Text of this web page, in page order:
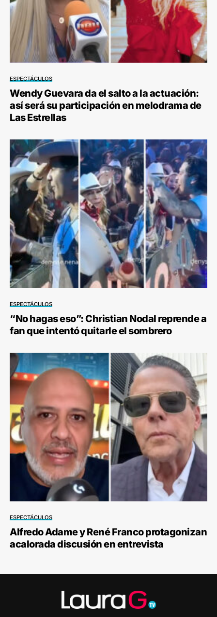
ESPECTÁCULOS
Wendy Guevara da el salto a la actuación:
así será su participación en melodrama de
Las Estrellas
ESPECTÁCULOS
“No hagas eso”: Christian Nodal reprende a
fan que intentó quitarle el sombrero
ESPECTÁCULOS
Alfredo Adame y René Franco protagonizan
acalorada discusión en entrevista